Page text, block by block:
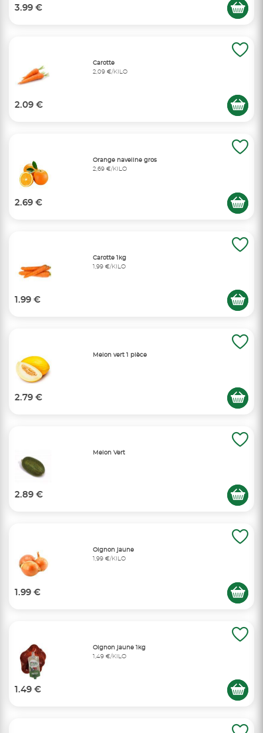
3.99 €
Carotte
2,09 €/KILO
2.09 €
Orange naveline gros
2,69 €/KILO
2.69 €
Carotte 1kg
1,99 €/KILO
1.99 €
Melon vert 1 pièce
2.79 €
Melon Vert
2.89 €
Oignon jaune
1,99 €/KILO
1.99 €
Oignon jaune 1kg
1,49 €/KILO
1.49 €